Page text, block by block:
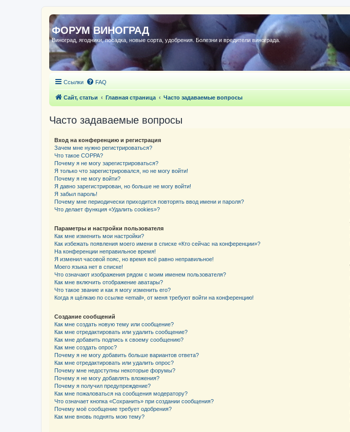
ФОРУМ ВИНОГРАД
Виноград, ягодники, посадка, новые сорта, удобрения. Болезни и вредители винограда.
Ссылки FAQ
Сайт, статьи Главная страница Часто задаваемые вопросы
Часто задаваемые вопросы
Вход на конференцию и регистрация
Зачем мне нужно регистрироваться?
Что такое COPPA?
Почему я не могу зарегистрироваться?
Я только что зарегистрировался, но не могу войти!
Почему я не могу войти?
Я давно зарегистрирован, но больше не могу войти!
Я забыл пароль!
Почему мне периодически приходится повторять ввод имени и пароля?
Что делает функция «Удалить cookies»?
Параметры и настройки пользователя
Как мне изменить мои настройки?
Как избежать появления моего имени в списке «Кто сейчас на конференции»?
На конференции неправильное время!
Я изменил часовой пояс, но время всё равно неправильное!
Моего языка нет в списке!
Что означают изображения рядом с моим именем пользователя?
Как мне включить отображение аватары?
Что такое звание и как я могу изменить его?
Когда я щёлкаю по ссылке «email», от меня требуют войти на конференцию!
Создание сообщений
Как мне создать новую тему или сообщение?
Как мне отредактировать или удалить сообщение?
Как мне добавить подпись к своему сообщению?
Как мне создать опрос?
Почему я не могу добавить больше вариантов ответа?
Как мне отредактировать или удалить опрос?
Почему мне недоступны некоторые форумы?
Почему я не могу добавлять вложения?
Почему я получил предупреждение?
Как мне пожаловаться на сообщения модератору?
Что означает кнопка «Сохранить» при создании сообщения?
Почему моё сообщение требует одобрения?
Как мне вновь поднять мою тему?